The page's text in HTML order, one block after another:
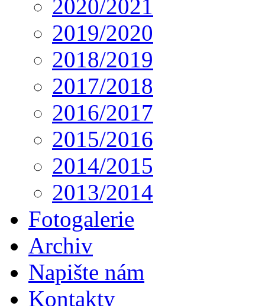
2020/2021
2019/2020
2018/2019
2017/2018
2016/2017
2015/2016
2014/2015
2013/2014
Fotogalerie
Archiv
Napište nám
Kontakty